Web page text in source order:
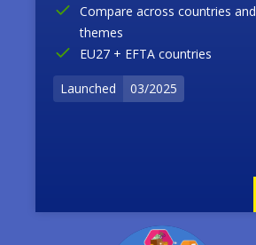
Compare across countries and
themes
EU27 + EFTA countries
Launched 03/2025
Image